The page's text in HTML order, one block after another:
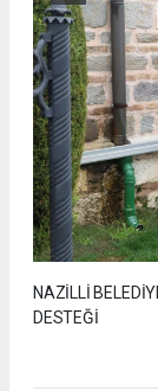
NAZİLLİ
DESTEĞİ